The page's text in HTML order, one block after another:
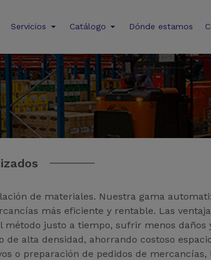
Servicios Catálogo Dónde estamos
de materiales. Nuestra gama
más eficiente y rentable. Las
justo a tiempo, sufrir menos daños
alta densidad, ahorrando costoso
o preparación de pedidos de mercancías,